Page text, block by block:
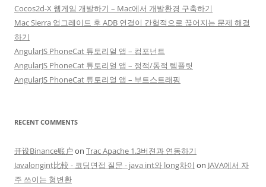
Cocos2d-X 웹게임 개발하기 – Mac에서 개발환경 구축하기
Mac Sierra 업그레이드 후 ADB 연결이 간헐적으로 끊어지는 문제 해결
하기
AngularJS PhoneCat 튜토리얼 앱 – 컴포넌트
AngularJS PhoneCat 튜토리얼 앱 – 정적/동적 템플릿
AngularJS PhoneCat 튜토리얼 앱 – 부트스트래핑
RECENT COMMENTS
开设Binance账户 on Trac Apache 1.3버젼과 연동하기
Javalongint比較 - 코딩면접 질문 - java int와 long차이 on JAVA에서 자
주 쓰이는 형변환